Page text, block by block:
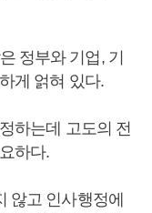
정부와 기업, 기
게 얽혀 있다.
하는데 고도의 전
하다.
않고 인사행정에